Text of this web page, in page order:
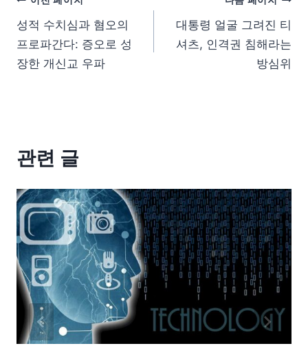
성적 수치심과 혐오의
프로파간다: 증오로 성
장한 개신교 우파
대통령 얼굴 그려진 티
셔츠, 인격권 침해라는
방심위
관련 글